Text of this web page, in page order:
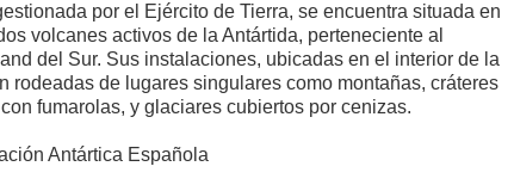
por el Ejército de Tierra, se encuentra situada en
volcanes activos de la Antártida, perteneciente al
del Sur. Sus instalaciones, ubicadas en el interior de la
rodeadas de lugares singulares como montañas, cráteres
fumarolas, y glaciares cubiertos por cenizas.
Antártica Española